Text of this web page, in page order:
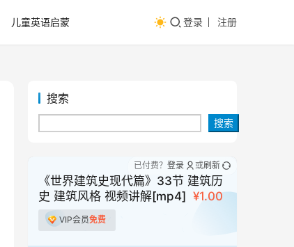
儿童英语启蒙 登录 注册
搜索
搜索
《世界建筑史现代篇》33节 建筑历
史 建筑风格 视频讲解[mp4] ¥1.00
VIP会员免费
已付费？ 登录 或刷新